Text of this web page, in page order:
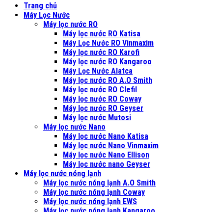
Trang chủ
Máy Lọc Nước
Máy lọc nước RO
Máy lọc nước RO Katisa
Máy Lọc Nước RO Vinmaxim
Máy lọc nước RO Karofi
Máy lọc nước RO Kangaroo
Máy Lọc Nước Alatca
Máy lọc nước RO A.O Smith
Máy lọc nước RO Clefil
Máy lọc nước RO Coway
Máy lọc nước RO Geyser
Máy lọc nước Mutosi
Máy lọc nước Nano
Máy lọc nước Nano Katisa
Máy lọc nước Nano Vinmaxim
Máy lọc nước Nano Ellison
Máy lọc nước nano Geyser
Máy lọc nước nóng lạnh
Máy lọc nước nóng lạnh A.O Smith
Máy lọc nước nóng lạnh Coway
Máy lọc nước nóng lạnh EWS